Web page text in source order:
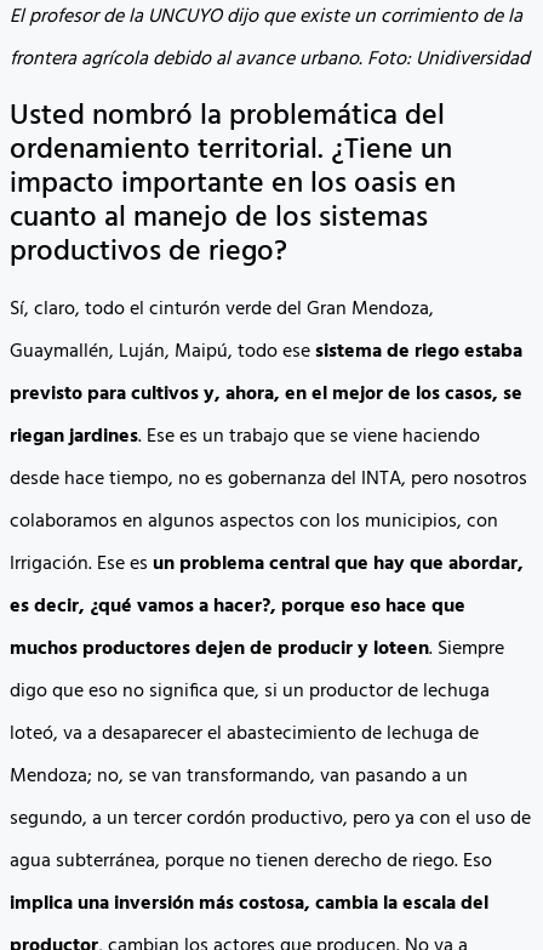
El profesor de la UNCUYO dijo que existe un corrimiento de la
frontera agrícola debido al avance urbano. Foto: Unidiversidad
Usted nombró la problemática del
ordenamiento territorial. ¿Tiene un
impacto importante en los oasis en
cuanto al manejo de los sistemas
productivos de riego?
Sí, claro, todo el cinturón verde del Gran Mendoza,
Guaymallén, Luján, Maipú, todo esesistema de riego estaba
previsto para cultivos y, ahora, en el mejor de los casos, se
riegan jardines. Ese es un trabajo que se viene haciendo
desde hace tiempo, no es gobernanza del INTA, pero nosotros
colaboramos en algunos aspectos con los municipios, con
Irrigación. Ese esun problema central que hay que abordar,
es decir, ¿qué vamos a hacer?, porque eso hace que
muchos productores dejen de producir y loteen. Siempre
digo que eso no significa que, si un productor de lechuga
loteó, va a desaparecer el abastecimiento de lechuga de
Mendoza; no, se van transformando, van pasando a un
segundo, a un tercer cordón productivo, pero ya con el uso de
agua subterránea, porque no tienen derecho de riego. Eso
implica una inversión más costosa, cambia la escala del